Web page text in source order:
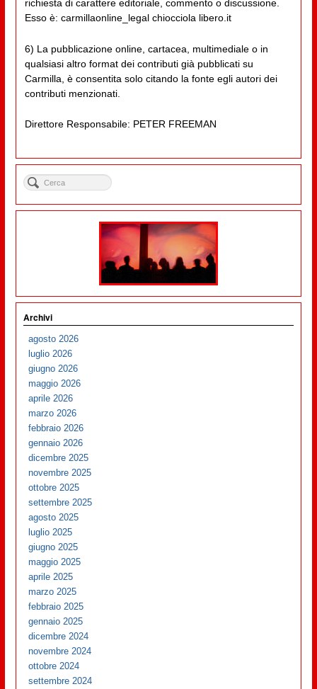
richiesta di carattere editoriale, commento o discussione.
Esso è: carmillaonline_legal chiocciola libero.it
6) La pubblicazione online, cartacea, multimediale o in
qualsiasi altro format dei contributi già pubblicati su
Carmilla, è consentita solo citando la fonte egli autori dei
contributi menzionati.
Direttore Responsabile: PETER FREEMAN
Archivi
agosto 2026
luglio 2026
giugno 2026
maggio 2026
aprile 2026
marzo 2026
febbraio 2026
gennaio 2026
dicembre 2025
novembre 2025
ottobre 2025
settembre 2025
agosto 2025
luglio 2025
giugno 2025
maggio 2025
aprile 2025
marzo 2025
febbraio 2025
gennaio 2025
dicembre 2024
novembre 2024
ottobre 2024
settembre 2024